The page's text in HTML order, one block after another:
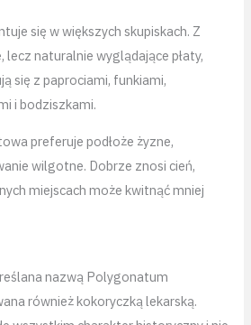
się w większych skupiskach. Z
naturalnie wyglądające płaty,
się z paprociami, funkiami,
i bodziszkami.
preferuje podłoże żyzne,
wilgotne. Dobrze znosi cień,
miejscach może kwitnąć mniej
nazwą Polygonatum
również kokoryczką lekarską.